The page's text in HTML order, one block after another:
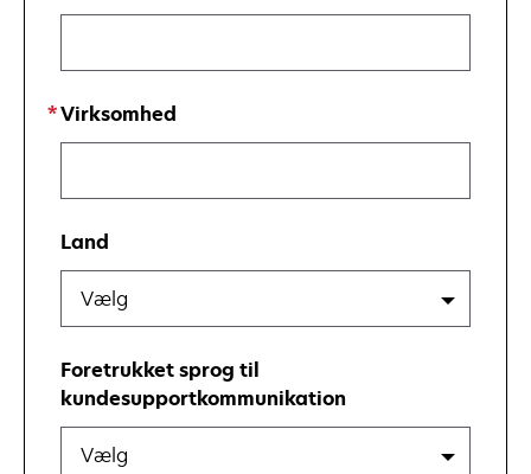
Virksomhed
Land
Vælg
Foretrukket sprog til
kundesupportkommunikation
Vælg